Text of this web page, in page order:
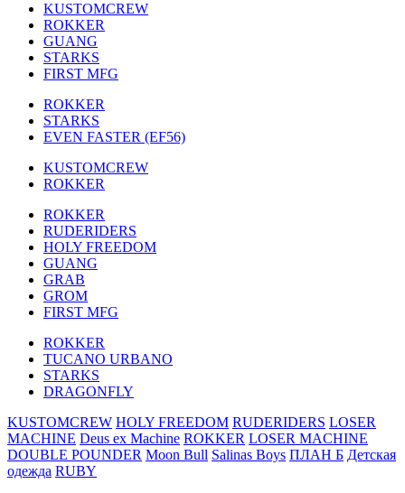
KUSTOMCREW
ROKKER
GUANG
STARKS
FIRST MFG
ROKKER
STARKS
EVEN FASTER (EF56)
KUSTOMCREW
ROKKER
ROKKER
RUDERIDERS
HOLY FREEDOM
GUANG
GRAB
GROM
FIRST MFG
ROKKER
TUCANO URBANO
STARKS
DRAGONFLY
KUSTOMCREW HOLY FREEDOM RUDERIDERS LOSER
MACHINE Deus ex Machine ROKKER LOSER MACHINE
DOUBLE POUNDER Moon Bull Salinas Boys ПЛАН Б Детская
одежда RUBY